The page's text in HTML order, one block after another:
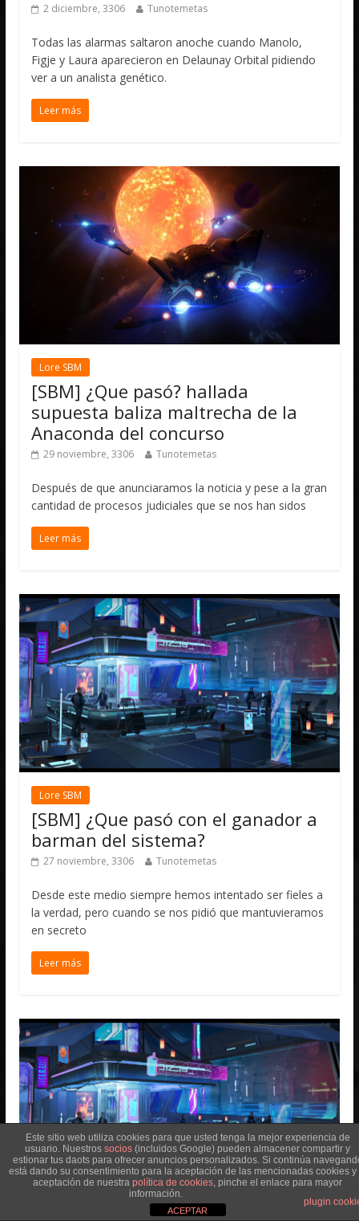
2 diciembre, 3306 Tunotemetas
Todas las alarmas saltaron anoche cuando Manolo,
Figje y Laura aparecieron en Delaunay Orbital pidiendo
ver a un analista genético.
Leer más
Lore SBM
[SBM] ¿Que pasó? hallada
supuesta baliza maltrecha de la
Anaconda del concurso
29 noviembre, 3306 Tunotemetas
Después de que anunciaramos la noticia y pese a la gran
cantidad de procesos judiciales que se nos han sidos
Leer más
Lore SBM
[SBM] ¿Que pasó con el ganador a
barman del sistema?
27 noviembre, 3306 Tunotemetas
Desde este medio siempre hemos intentado ser fieles a
la verdad, pero cuando se nos pidió que mantuvieramos
en secreto
Leer más
Este sitio web utiliza cookies para que usted tenga la mejor experiencia de
usuario. Nuestros socios (incluidos Google) pueden almacener compartir y
estionar tus daots para ofrecer anuncios personalizados. Si continúa
está dando su consentimiento para la aceptación de las mencionadas cookies y
aceptación de nuestra política de cookies, pinche el enlace para mayor
información.
plugin
ACEPTAR